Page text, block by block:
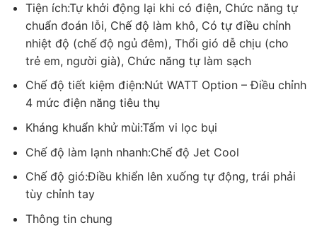
điện năng Watt Option
Là dòng máy lạnh đời mới 2018, máy lạnh LG V10ENW
được LG trang bị tính năng WATT Option vô cùng độc
đáo, giúp bạn chủ động tùy chỉnh 4 mức điện năng
tiêu thụ. Điều này không chỉ tiết kiệm điện hơn mà nó
còn cho phép bạn được thư giãn trong bầu không gian
lý tưởng, phù hợp với từng nhu cầu.
Tiện ích:Tự khởi động lại khi có điện, Chức năng tự
chuẩn đoán lỗi, Chế độ làm khô, Có tự điều chỉnh
nhiệt độ (chế độ ngủ đêm), Thổi gió dễ chịu (cho
trẻ em, người già), Chức năng tự làm sạch
Chế độ tiết kiệm điện:Nút WATT Option – Điều chỉnh
4 mức điện năng tiêu thụ
Kháng khuẩn khử mùi:Tấm vi lọc bụi
Chế độ làm lạnh nhanh:Chế độ Jet Cool
Chế độ gió:Điều khiển lên xuống tự động, trái phải
tùy chỉnh tay
Thông tin chung